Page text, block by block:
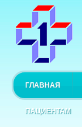
ГЛАВНАЯ
ПАЦИЕНТАМ